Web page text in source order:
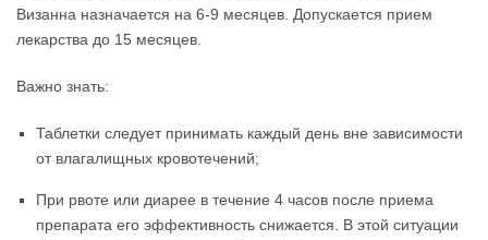
Визанна назначается на 6-9 месяцев. Допускается прием
лекарства до 15 месяцев.
Важно знать:
Таблетки следует принимать каждый день вне зависимости
от влагалищных кровотечений;
При рвоте или диарее в течение 4 часов после приема
препарата его эффективность снижается. В этой ситуации